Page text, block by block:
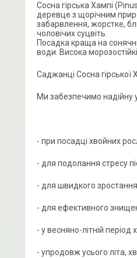
Сосна гірська Хампі
деревце з щорічним
забарвлення, жорстке,
чоловічих суцвіть.
Посадка краща на
води. Висока
Саджанці Сосна
Ми забезпечимо надійну
- при посадці хвойних
- для подолання стресу
- для швидкого
- для ефективного
- у весняно-літній
- упродовж усього літа,